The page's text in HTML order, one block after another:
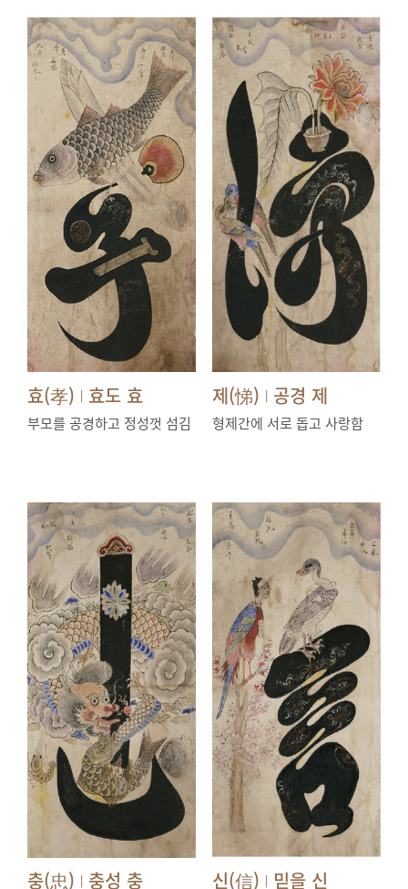
효(孝) | 효도 효
부모를 공경하고 정성껏 섬김
제(悌) | 공경 제
형제간에 서로 돕고 사랑함
충(忠) | 충성 충 신(信) | 믿을 신